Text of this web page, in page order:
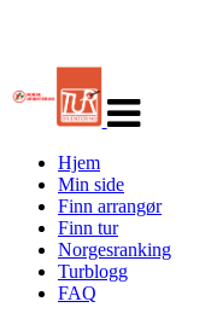
navigasjon
Hjem
Min side
Finn arrangør
Finn tur
Norgesranking
Turblogg
FAQ